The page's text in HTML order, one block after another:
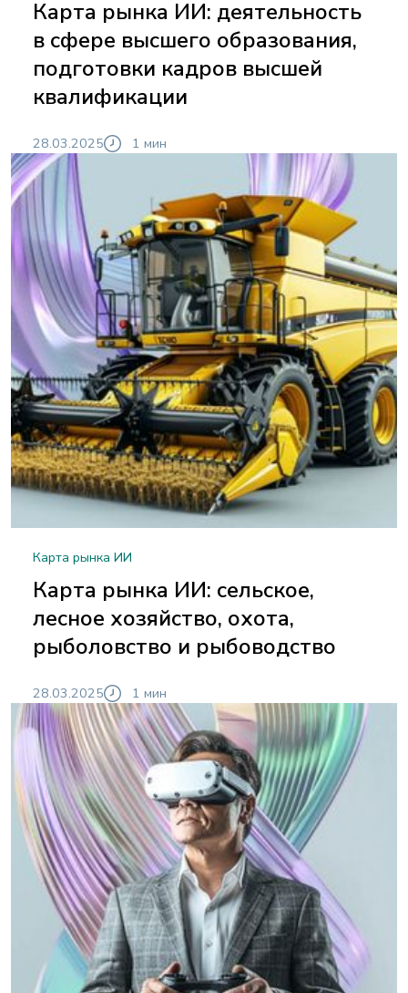
Карта рынка ИИ: деятельность
в сфере высшего образования,
подготовки кадров высшей
квалификации
28.03.2025 1 мин
Карта рынка ИИ
Карта рынка ИИ: cельское,
лесное хозяйство, охота,
рыболовство и рыбоводство
28.03.2025 1 мин